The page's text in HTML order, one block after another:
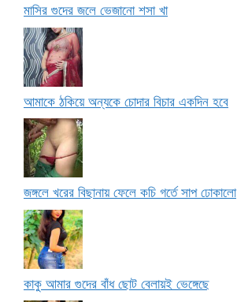
মাসির গুদের জলে ভেজানো শসা খা
আমাকে ঠকিয়ে অন্যকে চোদার বিচার একদিন হবে
জঙ্গলে খরের বিছানায় ফেলে কচি গর্তে সাপ ঢোকালো
কাকু আমার গুদের বাঁধ ছোট বেলায়ই ভেঙ্গেছে